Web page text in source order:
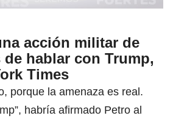
acción militar de
de hablar con Trump,
Times
porque la amenaza es real.
habría afirmado Petro al